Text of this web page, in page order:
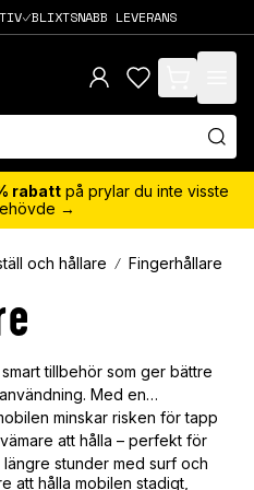
BLIXTSNABB LEVERANS
items in cart,
rabatt på prylar du inte visste
→
och hållare Fingerhållare
tillbehör som ger bättre
Med en
minskar risken för tapp
att hålla – perfekt för
stunder med surf och
att hålla mobilen stadigt,